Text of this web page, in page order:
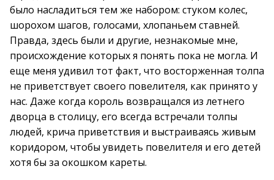
было насладиться тем же набором: стуком колес,
шорохом шагов, голосами, хлопаньем ставней.
Правда, здесь были и другие, незнакомые мне,
происхождение которых я понять пока не могла. И
еще меня удивил тот факт, что восторженная толпа
не приветствует своего повелителя, как принято у
нас. Даже когда король возвращался из летнего
дворца в столицу, его всегда встречали толпы
людей, крича приветствия и выстраиваясь живым
коридором, чтобы увидеть повелителя и его детей
хотя бы за окошком кареты.